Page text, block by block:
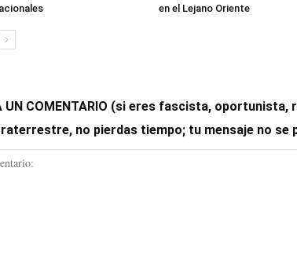
en el Lejano Oriente
UN COMENTARIO (si eres fascista,
no pierdas tiempo; tu mensaje no se